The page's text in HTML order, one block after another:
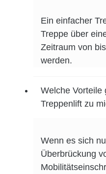
Ein einfacher
Treppe über
Zeitraum von
werden.
Welche Vorteile
Treppenlift zu
Wenn es sich
Überbrückung